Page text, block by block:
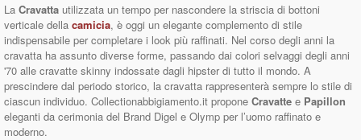
La Cravatta utilizzata un tempo per nascondere la striscia di bottoni
verticale della camicia, è oggi un elegante complemento di stile
indispensabile per completare i look più raffinati. Nel corso degli anni la
cravatta ha assunto diverse forme, passando dai colori selvaggi degli anni
'70 alle cravatte skinny indossate dagli hipster di tutto il mondo. A
prescindere dal periodo storico, la cravatta rappresenterà sempre lo stile di
ciascun individuo. Collectionabbigiamento.it propone Cravatte e Papillon
eleganti da cerimonia del Brand Digel e Olymp per l’uomo raffinato e
moderno.